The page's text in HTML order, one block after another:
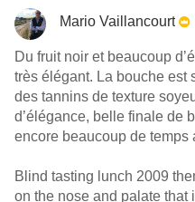
Mario Vaillancourt
Du fruit noir et beaucoup
très élégant. La bouche est
des tannins de texture
d’élégance, belle finale de
encore beaucoup de temps
Blind tasting lunch 2009
on the nose and palate that